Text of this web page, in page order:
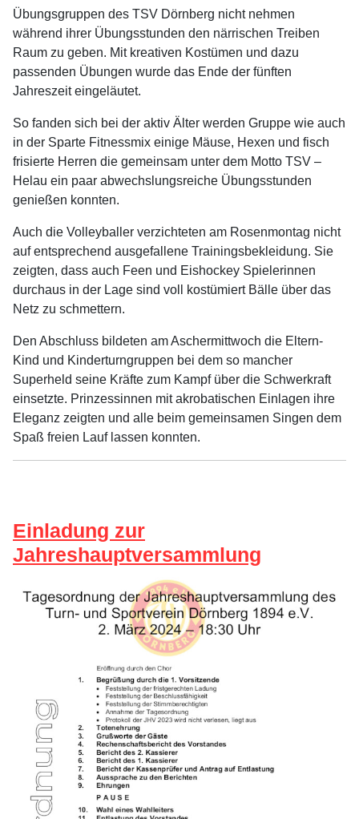
Übungsgruppen des TSV Dörnberg nicht nehmen
während ihrer Übungsstunden den närrischen Treiben
Raum zu geben. Mit kreativen Kostümen und dazu
passenden Übungen wurde das Ende der fünften
Jahreszeit eingeläutet.
So fanden sich bei der aktiv Älter werden Gruppe wie auch
in der Sparte Fitnessmix einige Mäuse, Hexen und fisch
frisierte Herren die gemeinsam unter dem Motto TSV –
Helau ein paar abwechslungsreiche Übungsstunden
genießen konnten.
Auch die Volleyballer verzichteten am Rosenmontag nicht
auf entsprechend ausgefallene Trainingsbekleidung. Sie
zeigten, dass auch Feen und Eishockey Spielerinnen
durchaus in der Lage sind voll kostümiert Bälle über das
Netz zu schmettern.
Den Abschluss bildeten am Aschermittwoch die Eltern-
Kind und Kinderturngruppen bei dem so mancher
Superheld seine Kräfte zum Kampf über die Schwerkraft
einsetzte. Prinzessinnen mit akrobatischen Einlagen ihre
Eleganz zeigten und alle beim gemeinsamen Singen dem
Spaß freien Lauf lassen konnten.
Einladung zur
Jahreshauptversammlung